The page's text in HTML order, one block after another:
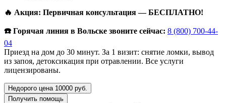
🔥 Акция: Первичная консультация — БЕСПЛАТНО!
☎️ Горячая линия в Вольске звоните сейчас: 8 (800) 700-44-
04
Приезд на дом до 30 минут. За 1 визит: снятие ломки, вывод
из запоя, детоксикация при отравлении. Все услуги
лицензированы.
Недорого цена 10000 руб.
Получить помощь